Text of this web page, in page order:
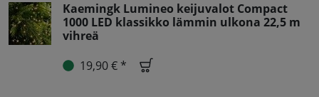
Kaemingk Lumineo keijuvalot Compact
1000 LED klassikko lämmin ulkona 22,5 m
vihreä
19,90 € *